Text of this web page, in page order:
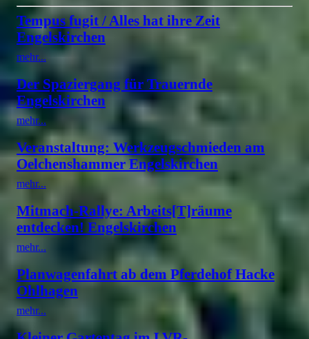
Tempus fugit / Alles hat ihre Zeit
Engelskirchen
mehr...
Der Spaziergang für Trauernde
Engelskirchen
mehr...
Veranstaltung: Werkzeugschmieden am
Oelchenshammer Engelskirchen
mehr...
Mitmach-Rallye: Arbeits[T]räume
entdecken! Engelskirchen
mehr...
Planwagenfahrt ab dem Pferdehof Hacke
Ohlhagen
mehr...